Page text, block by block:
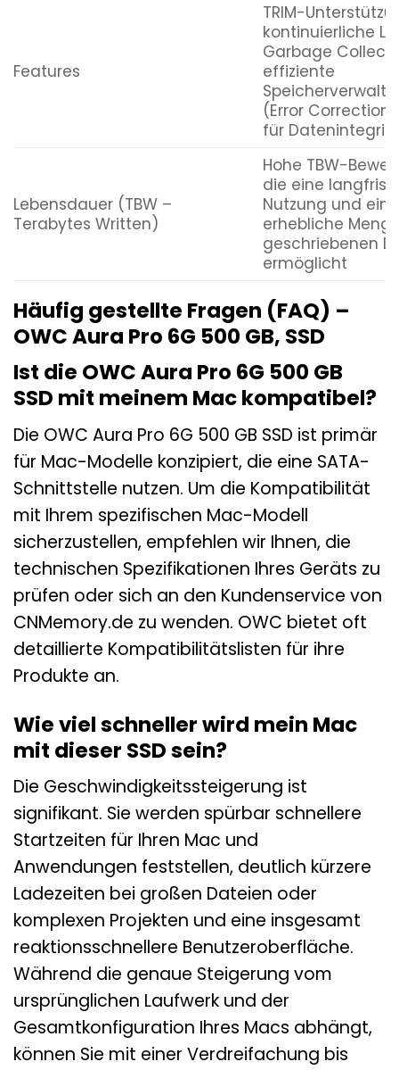
Features
TRIM-
kontinuierliche
Garbage
effiziente
(Error Correction
für
Lebensdauer (TBW –
Terabytes Written)
Hohe TBW-
die eine
Nutzung und eine
erhebliche
geschriebenen
ermöglicht
Häufig gestellte Fragen (FAQ) –
OWC Aura Pro 6G 500 GB, SSD
Ist die OWC Aura Pro 6G 500 GB
SSD mit meinem Mac kompatibel?
Die OWC Aura Pro 6G 500 GB SSD ist primär
für Mac-Modelle konzipiert, die eine SATA-
Schnittstelle nutzen. Um die Kompatibilität
mit Ihrem spezifischen Mac-Modell
sicherzustellen, empfehlen wir Ihnen, die
technischen Spezifikationen Ihres Geräts zu
prüfen oder sich an den Kundenservice von
CNMemory.de zu wenden. OWC bietet oft
detaillierte Kompatibilitätslisten für ihre
Produkte an.
Wie viel schneller wird mein Mac
mit dieser SSD sein?
Die Geschwindigkeitssteigerung ist
signifikant. Sie werden spürbar schnellere
Startzeiten für Ihren Mac und
Anwendungen feststellen, deutlich kürzere
Ladezeiten bei großen Dateien oder
komplexen Projekten und eine insgesamt
reaktionsschnellere Benutzeroberfläche.
Während die genaue Steigerung vom
ursprünglichen Laufwerk und der
Gesamtkonfiguration Ihres Macs abhängt,
können Sie mit einer Verdreifachung bis